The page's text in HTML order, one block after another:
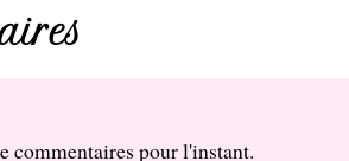
commentaires pour l'instant.